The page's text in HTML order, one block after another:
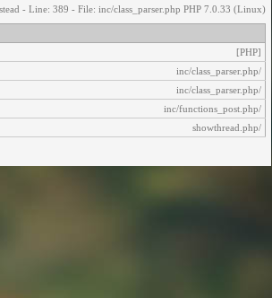
- Line: 389 - File: inc/class_parser.php PHP 7.0.33 (Linux)
[PHP]
/inc/class_parser.php
/inc/class_parser.php
/inc/functions_post.php
/showthread.php